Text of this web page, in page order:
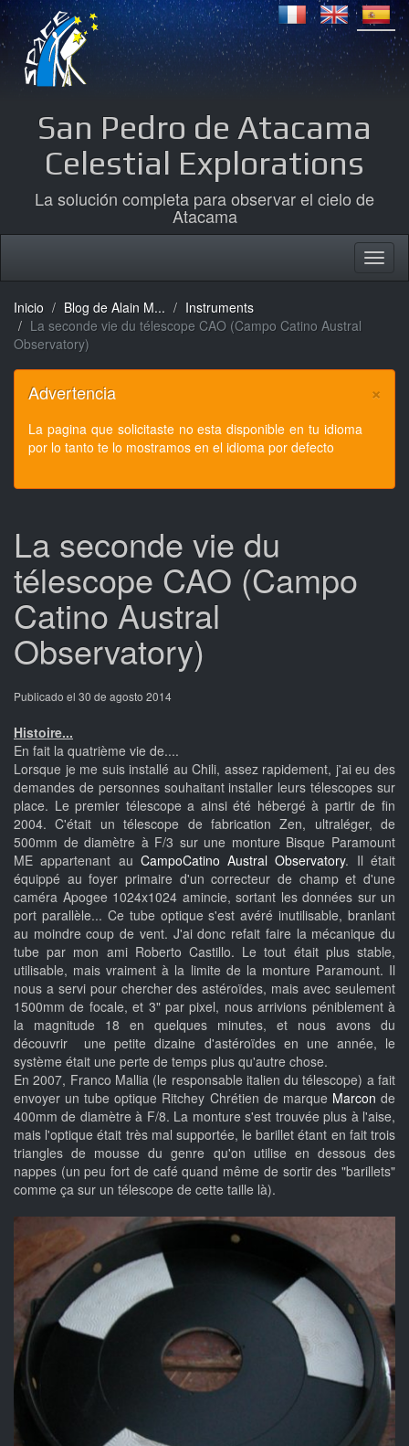
San Pedro de Atacama
Celestial Explorations
La solución completa para observar el cielo de
Atacama
Inicio Blog de Alain M...
Instruments
La seconde vie du télescope CAO (Campo Catino Austral
Observatory)
×
Advertencia
La pagina que solicitaste no esta disponible en tu idioma
por lo tanto te lo mostramos en el idioma por defecto
La seconde vie du
télescope CAO (Campo
Catino Austral
Observatory)
Publicado el 30 de agosto 2014
Histoire...
En fait la quatrième vie de....
Lorsque je me suis installé au Chili, assez rapidement, j'ai eu des
demandes de personnes souhaitant installer leurs télescopes sur
place. Le premier télescope a ainsi été hébergé à partir de fin
2004. C'était un télescope de fabrication Zen, ultraléger, de
500mm de diamètre à F/3 sur une monture Bisque Paramount
ME appartenant au CampoCatino Austral Observatory. Il était
équippé au foyer primaire d'un correcteur de champ et d'une
caméra Apogee 1024x1024 amincie, sortant les données sur un
port parallèle... Ce tube optique s'est avéré inutilisable, branlant
au moindre coup de vent. J'ai donc refait faire la mécanique du
tube par mon ami Roberto Castillo. Le tout était plus stable,
utilisable, mais vraiment à la limite de la monture Paramount. Il
nous a servi pour chercher des astéroïdes, mais avec seulement
1500mm de focale, et 3" par pixel, nous arrivions péniblement à
la magnitude 18 en quelques minutes, et nous avons du
découvrir une petite dizaine d'astéroïdes en une année, le
système était une perte de temps plus qu'autre chose.
En 2007, Franco Mallia (le responsable italien du télescope) a fait
envoyer un tube optique Ritchey Chrétien de marque Marconde
400mm de diamètre à F/8. La monture s'est trouvée plus à l'aise,
mais l'optique était très mal supportée, le barillet étant en fait trois
triangles de mousse du genre qu'on utilise en dessous des
nappes (un peu fort de café quand même de sortir des "barillets"
comme ça sur un télescope de cette taille là).